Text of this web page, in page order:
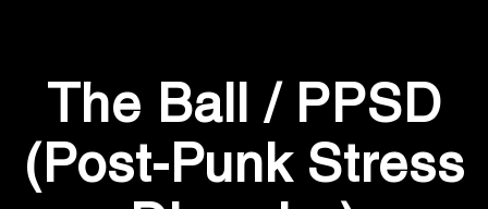
The Ball / PPSD
(Post-Punk Stress